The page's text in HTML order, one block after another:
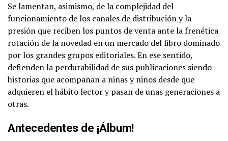
Se lamentan, asimismo, de la complejidad del
funcionamiento de los canales de distribución y la
presión que reciben los puntos de venta ante la ​frenética
rotación de la novedad en un mercado del libro dominado
por los grandes grupos editoriales. En ese sentido,
defienden la perdurabilidad de sus publicaciones siendo
historias que acompañan a niñas y niños desde que
adquieren el hábito lector y pasan de unas generaciones a
otras.
Antecedentes de ¡Álbum!